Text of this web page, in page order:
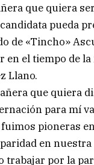
que quiera
pueda
de «Tincho»
en el tiempo de
Llano.
que quiera
para mí
pioneras
en
trabajar por la